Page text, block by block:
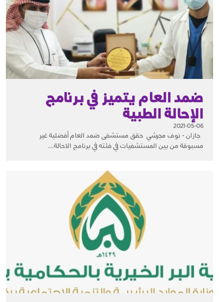
ضمد العام يتميز في برنامج
الإحالة الطبية
2021-05-06
جازان - نوف مجرشي حقق مستشفى ضمد العام أفضلية غير
مسبوقة من بين المستشفيات في فئته في برنامج الاحالة...